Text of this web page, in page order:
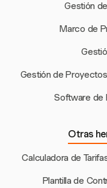
Gestión
Marco de
Gestión de
Software de
Otras
Calculadora de
Plantilla de